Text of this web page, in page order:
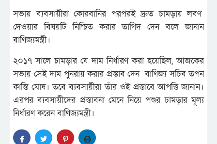
সভায় ব্যবসায়ীরা কোরবানির পরপরই দ্রুত চামড়ায় লবণ
দেওয়ার বিষয়টি নিশ্চিত করার তাগিদ দেন বলে জানান
বাণিজ্যমন্ত্রী।
২০১৭ সালে চামড়ার যে দাম নির্ধারণ করা হয়েছিল, আজকের
সভায় সেই দাম পুনরায় করার প্রস্তাব দেন বাণিজ্য সচিব তপন
কান্তি ঘোষ। তবে ব্যবসায়ীরা তাঁর ওই প্রস্তাবে আপত্তি জানান।
এরপর ব্যবসায়ীদের প্রস্তাবনা মেনে নিয়ে পশুর চামড়ার মূল্য
নির্ধারণ করেন বাণিজ্যমন্ত্রী।